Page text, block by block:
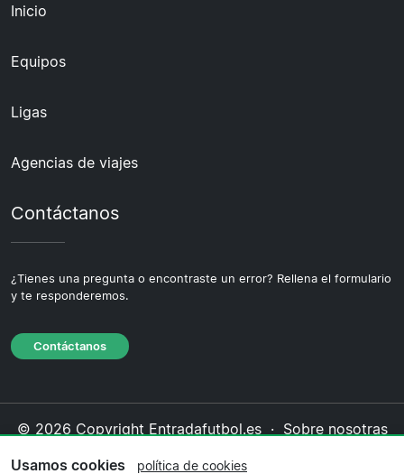
Inicio
Equipos
Ligas
Agencias de viajes
Contáctanos
¿Tienes una pregunta o encontraste un error? Rellena el formulario
y te responderemos.
Contáctanos
© 2026 Copyright Entradafutbol.es · Sobre nosotras
Usamos cookies política de cookies